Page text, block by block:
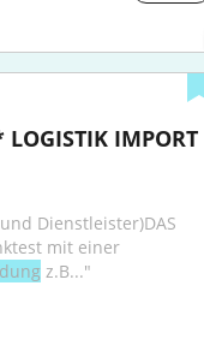
LOGISTIK IMPORT
Dienstleister)DAS
mit einer
z.B..."